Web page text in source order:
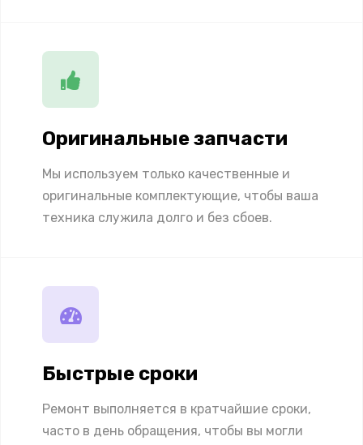
Оригинальные запчасти
Мы используем только качественные и
оригинальные комплектующие, чтобы ваша
техника служила долго и без сбоев.
Быстрые сроки
Ремонт выполняется в кратчайшие сроки,
часто в день обращения, чтобы вы могли